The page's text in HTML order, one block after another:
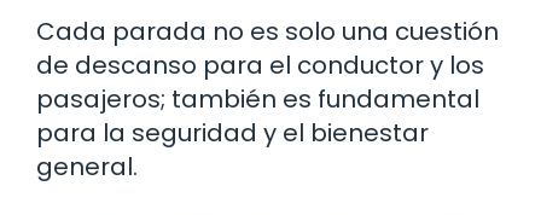
Cada parada no es solo una cuestión
de descanso para el conductor y los
pasajeros; también es fundamental
para la seguridad y el bienestar
general.